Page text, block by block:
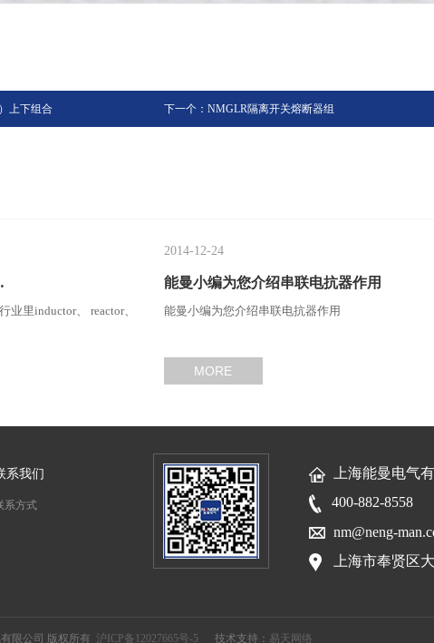
上下组合 下一个：NMGLR隔离开关熔断器组
里inductor、 reactor、
2014-12-24
能曼小编为您介绍串联电抗器作用
能曼小编为您介绍串联电抗器作用
MORE
系我们
系方式
上海能曼电气
400-882-8558
nm@neng-
上海市奉贤区
有限公司 版权所有 沪ICP备12027665号-5 技术支持： 易天网络